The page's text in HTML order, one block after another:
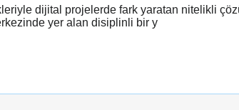
dijital projelerde fark yaratan nitelikli
yer alan disiplinli bir y